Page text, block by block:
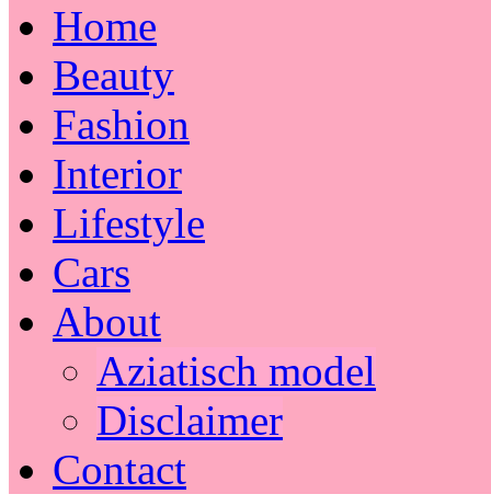
Home
Beauty
Fashion
Interior
Lifestyle
Cars
About
Aziatisch model
Disclaimer
Contact